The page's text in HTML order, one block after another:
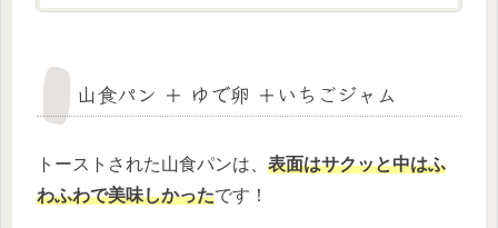
山食パン ＋ ゆで卵 ＋いちごジャム
トーストされた山食パンは、 表面はサクッと中はふ
わふわで美味しかったです！